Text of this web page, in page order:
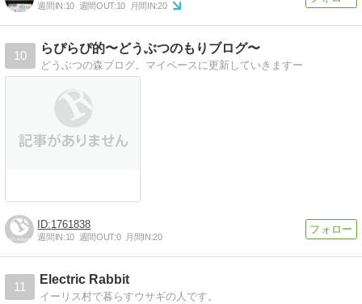
週間IN:10 週間OUT:10 月間IN:20
10
らぴらぴ的〜どうぶつのもりブログ〜
どうぶつの森ブログ。マイペースに更新していきますー
1761838
週間IN:10 週間OUT:0 月間IN:20
11
Electric Rabbit
イーリス村で暮らすウサギの人です。